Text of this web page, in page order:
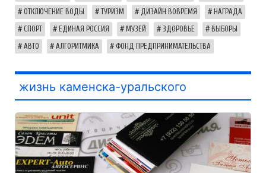
ОТКЛЮЧЕНИЕ ВОДЫ ТУРИЗМ ДИЗАЙН ВОВРЕМЯ НАГРАДА
СПОРТ ЕДИНАЯ РОССИЯ МУЗЕЙ ЗДОРОВЬЕ ВЫБОРЫ
АВТО АЛГОРИТМИКА ФОНД ПРЕДПРИНИМАТЕЛЬСТВА
жизнь каменска-уральского